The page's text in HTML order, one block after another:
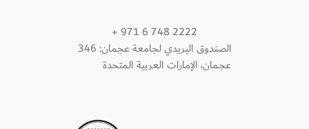
+ 971 6 748 2222
الصندوق البريدي لجامعة عجمان: 346
عجمان، الإمارات العربية المتحدة